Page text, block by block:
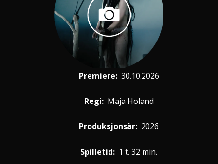
Premiere: 30.10.2026
Regi: Maja Holand
Produksjonsår: 2026
Spilletid: 1 t. 32 min.